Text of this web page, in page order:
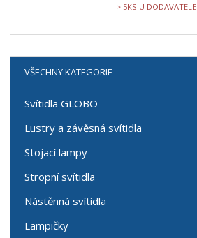
> 5KS U DODAVATELE
VŠECHNY KATEGORIE
Svítidla GLOBO
Lustry a závěsná svítidla
Stojací lampy
Stropní svítidla
Nástěnná svítidla
Lampičky